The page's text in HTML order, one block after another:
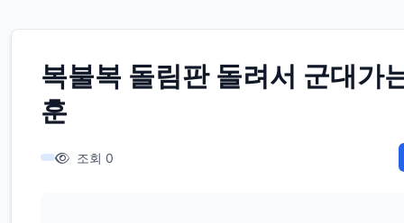
복불복 돌림판 돌려서 군대가
훈
조회 0